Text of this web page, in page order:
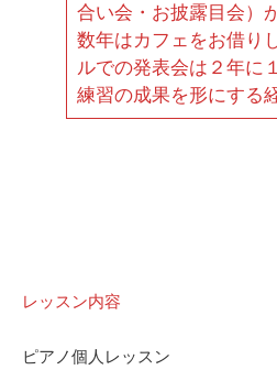
合い会・お披露目会）
数年はカフェをお借り
ルでの発表会は２年に
練習の成果を形にする
レッスン内容
ピアノ個人レッスン